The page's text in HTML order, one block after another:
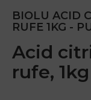
BIOLU ACID
RUFE 1KG -
Acid
rufe,